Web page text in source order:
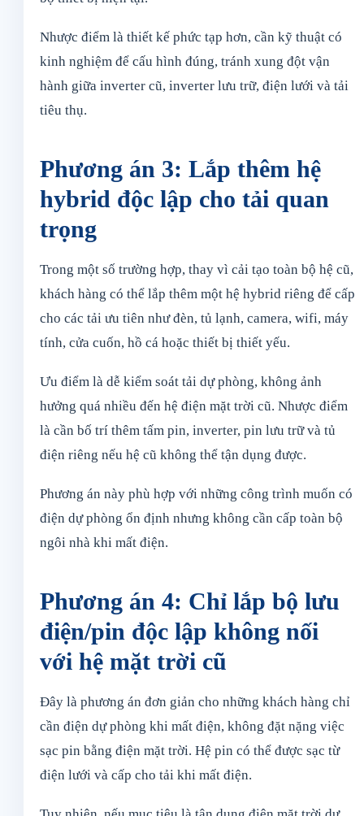
Nhược điểm là thiết kế phức tạp hơn, cần kỹ thuật có
kinh nghiệm để cấu hình đúng, tránh xung đột vận
hành giữa inverter cũ, inverter lưu trữ, điện lưới và tải
tiêu thụ.
Phương án 3: Lắp thêm hệ
hybrid độc lập cho tải quan
trọng
Trong một số trường hợp, thay vì cải tạo toàn bộ hệ cũ,
khách hàng có thể lắp thêm một hệ hybrid riêng để cấp
cho các tải ưu tiên như đèn, tủ lạnh, camera, wifi, máy
tính, cửa cuốn, hồ cá hoặc thiết bị thiết yếu.
Ưu điểm là dễ kiểm soát tải dự phòng, không ảnh
hưởng quá nhiều đến hệ điện mặt trời cũ. Nhược điểm
là cần bố trí thêm tấm pin, inverter, pin lưu trữ và tủ
điện riêng nếu hệ cũ không thể tận dụng được.
Phương án này phù hợp với những công trình muốn có
điện dự phòng ổn định nhưng không cần cấp toàn bộ
ngôi nhà khi mất điện.
Phương án 4: Chỉ lắp bộ lưu
điện/pin độc lập không nối
với hệ mặt trời cũ
Đây là phương án đơn giản cho những khách hàng chỉ
cần điện dự phòng khi mất điện, không đặt nặng việc
sạc pin bằng điện mặt trời. Hệ pin có thể được sạc từ
điện lưới và cấp cho tải khi mất điện.